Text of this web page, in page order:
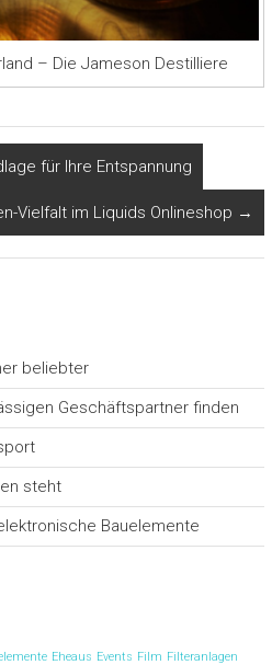
– Die Jameson Destilliere
für Ihre Entspannung
Vielfalt im Liquids Onlineshop →
beliebter
Geschäftspartner finden
steht
Bauelemente
Eheaus Events Film Filteranlagen